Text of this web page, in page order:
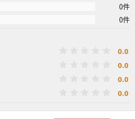
0件
0件
0.0
0.0
0.0
0.0